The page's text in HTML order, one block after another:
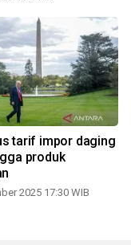
tarif impor daging
produk
2025 17:30 WIB